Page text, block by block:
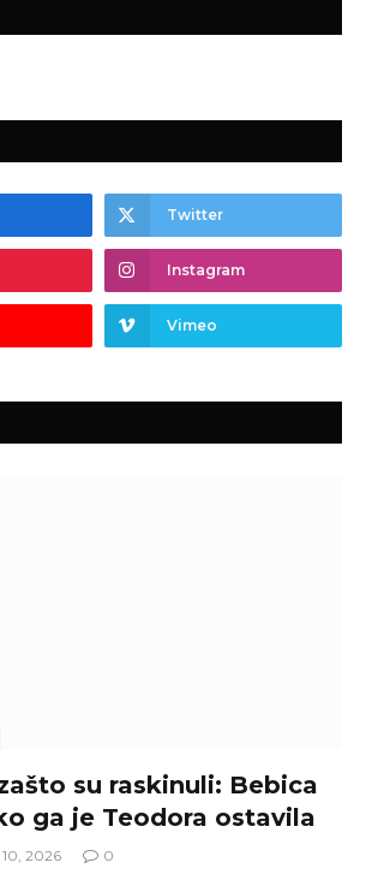
Twitter
Instagram
Vimeo
su raskinuli: Bebica
ga je Teodora ostavila
2026 0